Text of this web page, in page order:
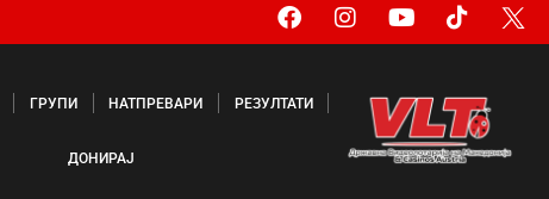
ГРУПИ НАТПРЕВАРИ РЕЗУЛТАТИ
ДОНИРАЈ